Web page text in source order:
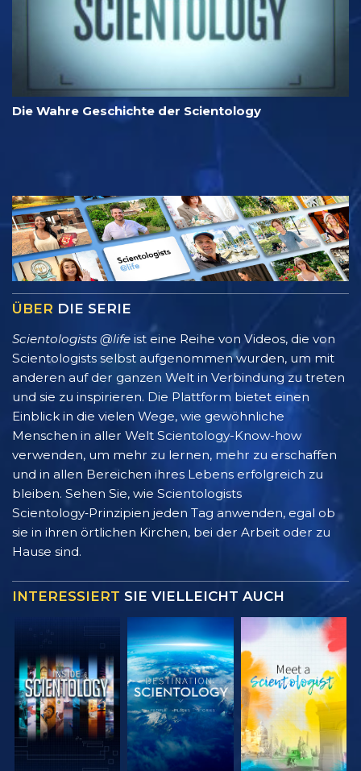
Die Wahre Geschichte der Scientology
ÜBER DIE SERIE
Scientologists @life ist eine Reihe von Videos, die von
Scientologists selbst aufgenommen wurden, um mit
anderen auf der ganzen Welt in Verbindung zu treten
und sie zu inspirieren. Die Plattform bietet einen
Einblick in die vielen Wege, wie gewöhnliche
Menschen in aller Welt Scientology-Know-how
verwenden, um mehr zu lernen, mehr zu erschaffen
und in allen Bereichen ihres Lebens erfolgreich zu
bleiben. Sehen Sie, wie Scientologists
Scientology‑Prinzipien jeden Tag anwenden, egal ob
sie in ihren örtlichen Kirchen, bei der Arbeit oder zu
Hause sind.
INTERESSIERT SIE VIELLEICHT AUCH